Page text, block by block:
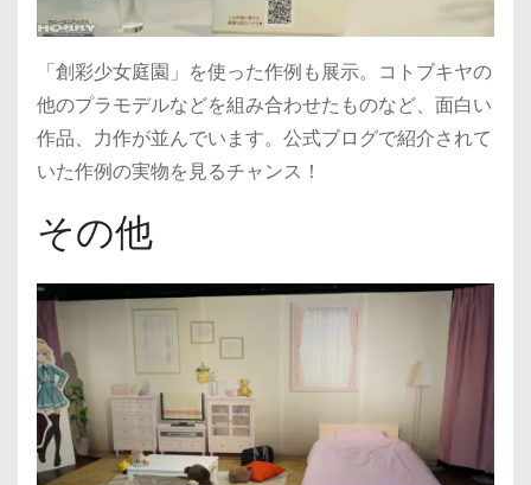
「創彩少女庭園」を使った作例も展示。コトブキヤの
他のプラモデルなどを組み合わせたものなど、面白い
作品、力作が並んでいます。公式ブログで紹介されて
いた作例の実物を見るチャンス！
その他